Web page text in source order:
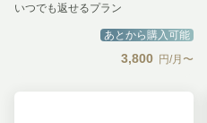
いつでも返せるプラン
あとから購入可能
3,800 円/月〜